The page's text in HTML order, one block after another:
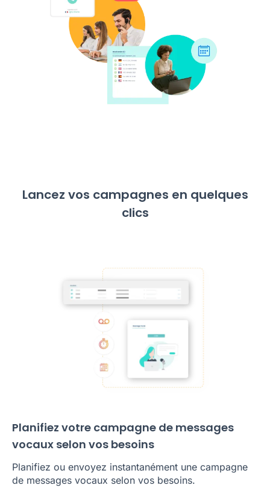
Lancez vos campagnes en quelques
clics
Planifiez votre campagne de messages
vocaux selon vos besoins
Planifiez ou envoyez instantanément une campagne
de messages vocaux selon vos besoins.